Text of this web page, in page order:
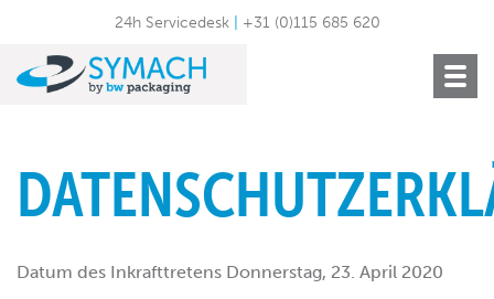
24h Servicedesk +31 (0)115 685 620
Toggle
Datum des Inkrafttretens Donnerstag, 23. April 2020